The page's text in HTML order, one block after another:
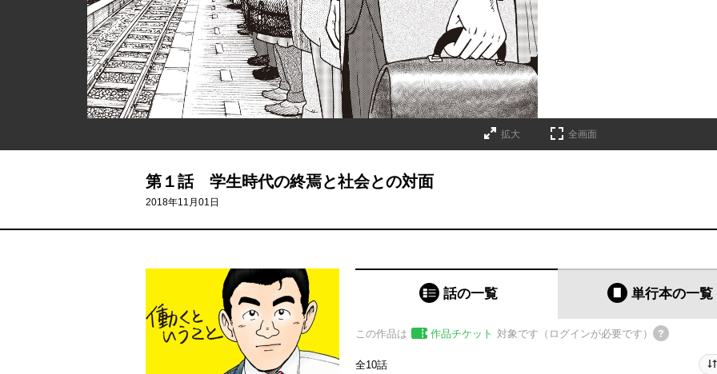
拡大 全画面
第１話 学生時代の終焉と社会との対面
2018年11月01日
話の一覧 単行本の一覧
この作品は 作品チケット 対象です（ログインが必要です）
全10話